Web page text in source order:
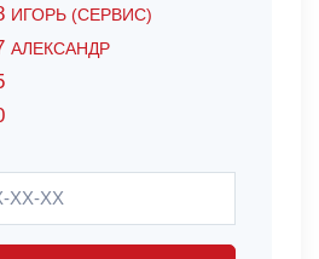
ИГОРЬ (СЕРВИС)
АЛЕКСАНДР